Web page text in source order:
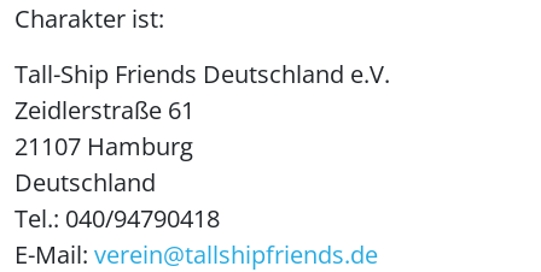
Charakter ist:
Tall-Ship Friends Deutschland e.V.
Zeidlerstraße 61
21107 Hamburg
Deutschland
Tel.: 040/94790418
E-Mail: verein@tallshipfriends.de